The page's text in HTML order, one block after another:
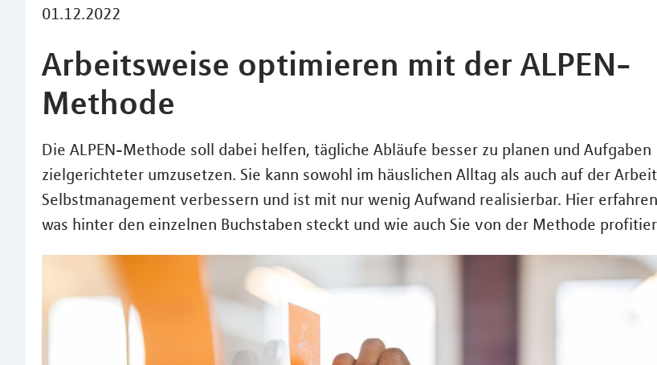
01.12.2022
Arbeitsweise optimieren mit der ALPEN-
Methode
Die ALPEN-Methode soll dabei helfen, tägliche Abläufe besser zu planen und Aufgaben
zielgerichteter umzusetzen. Sie kann sowohl im häuslichen Alltag als auch auf der
Selbstmanagement verbessern und ist mit nur wenig Aufwand realisierbar. Hier
was hinter den einzelnen Buchstaben steckt und wie auch Sie von der Methode